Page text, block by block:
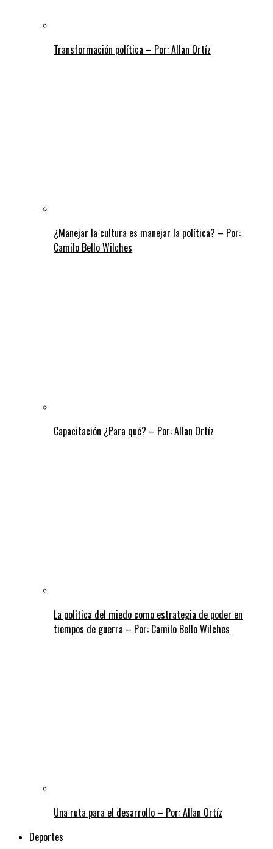
Transformación política – Por: Allan Ortíz
¿Manejar la cultura es manejar la política? – Por:
Camilo Bello Wilches
Capacitación ¿Para qué? – Por: Allan Ortíz
La política del miedo como estrategia de poder en
tiempos de guerra – Por: Camilo Bello Wilches
Una ruta para el desarrollo – Por: Allan Ortíz
Deportes